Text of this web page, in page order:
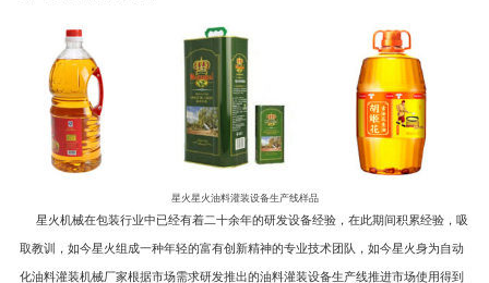
星火星火油料灌装设备生产线样品
星火机械在包装行业中已经有着二十余年的研发设备经验，在此期间积累经验，吸
取教训，如今星火组成一种年轻的富有创新精神的专业技术团队，如今星火身为自动
化油料灌装机械厂家根据市场需求研发推出的油料灌装设备生产线推进市场使用得到